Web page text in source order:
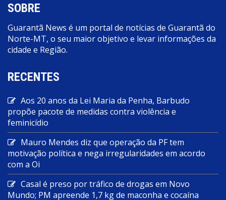
SOBRE
Guarantã News é um portal de notícias de Guarantã do
Norte-MT, o seu maior objetivo e levar informações da
cidade e Região.
RECENTES
Aos 20 anos da Lei Maria da Penha, Barbudo
propõe pacote de medidas contra violência e
feminicídio
Mauro Mendes diz que operação da PF tem
motivação política e nega irregularidades em acordo
com a Oi
Casal é preso por tráfico de drogas em Novo
Mundo; PM apreende 1,7 kg de maconha e cocaína